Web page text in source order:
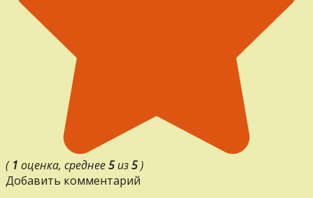
( 1 оценка, среднее5из5)
Добавить комментарий